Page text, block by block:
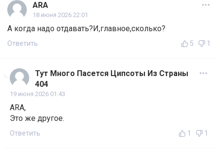
ARA
18 июня 2026 22:01
А когда надо отдавать?И,главное,сколько?
Ответить 5 1
Тут Много Пасется Ципсоты Из Страны
404
19 июня 2026 01:43
ARA,
Это же другое.
Ответить 1 1